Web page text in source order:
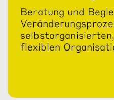
Beratung und
flexiblen